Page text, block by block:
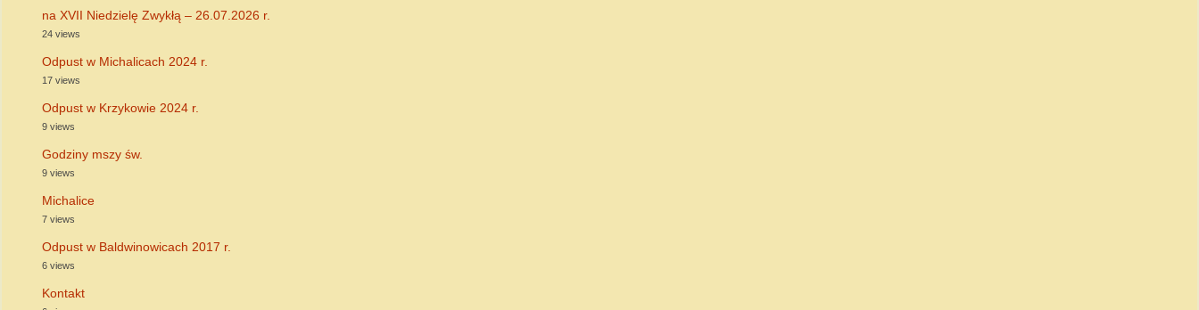
na XVII Niedzielę Zwykłą – 26.07.2026 r.
24 views
Odpust w Michalicach 2024 r.
17 views
Odpust w Krzykowie 2024 r.
9 views
Godziny mszy św.
9 views
Michalice
7 views
Odpust w Baldwinowicach 2017 r.
6 views
Kontakt